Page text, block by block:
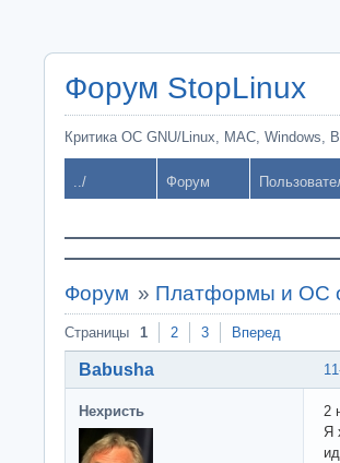
Форум StopLinux
Критика ОС GNU/Linux, MAC, Windows,
../ Форум
Форум » Платформы и ОС
Страницы 1 2 3 Вперед
Babusha
Нехристь
2
Я